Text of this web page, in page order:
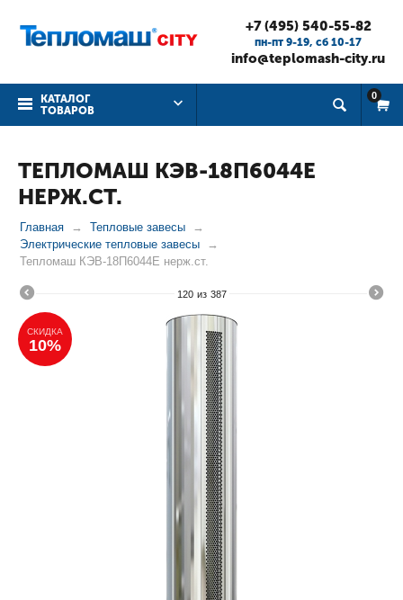
+7 (495) 540-55-82
пн-пт 9-19, cб 10-17
info@teplomash-city.ru
КАТАЛОГ
ТОВАРОВ
0
ТЕПЛОМАШ КЭВ-18П6044Е
НЕРЖ.СТ.
Главная
Тепловые завесы
Электрические тепловые завесы
Тепломаш КЭВ-18П6044Е нерж.ст.
120 из 387
СКИДКА
10%